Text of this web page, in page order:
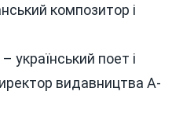
композитор і
український поет і
видавництва А-